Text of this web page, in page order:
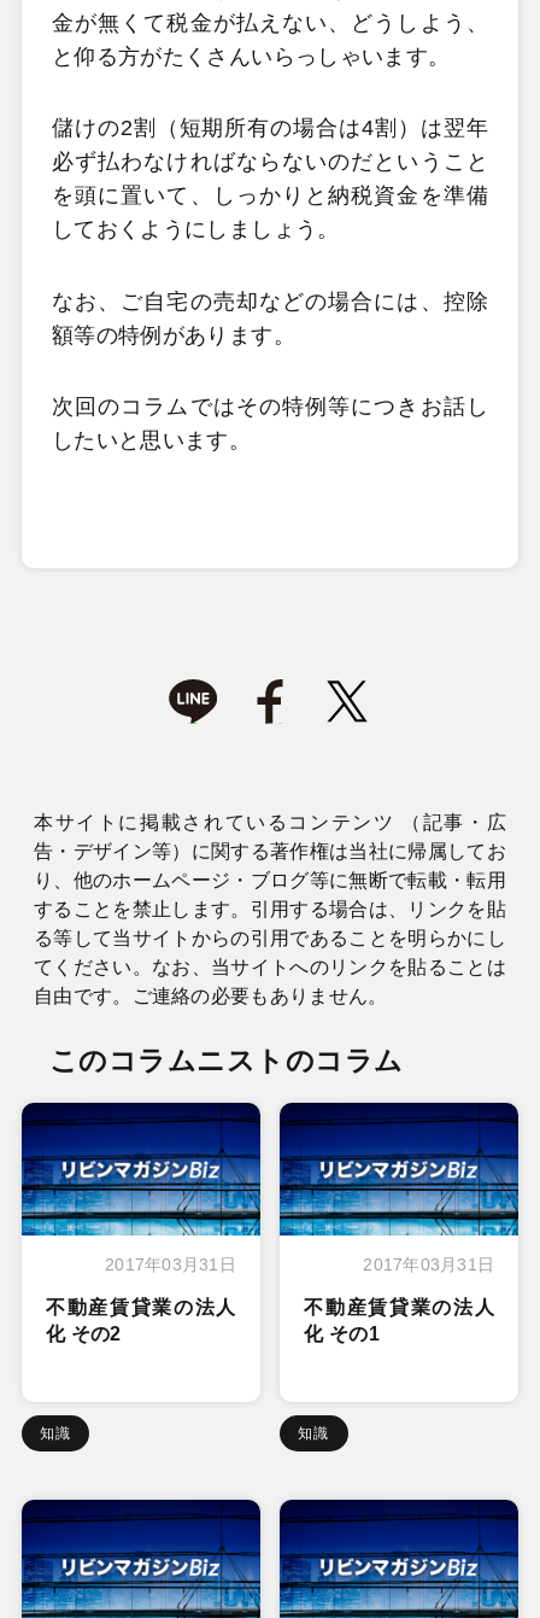
金が無くて税金が払えない、どうしよう、
と仰る方がたくさんいらっしゃいます。
儲けの2割（短期所有の場合は4割）は翌年
必ず払わなければならないのだということ
を頭に置いて、しっかりと納税資金を準備
しておくようにしましょう。
なお、ご自宅の売却などの場合には、控除
額等の特例があります。
次回のコラムではその特例等につきお話し
したいと思います。
本サイトに掲載されているコンテンツ （記事・広
告・デザイン等）に関する著作権は当社に帰属してお
り、他のホームページ・ブログ等に無断で転載・転用
することを禁止します。引用する場合は、リンクを貼
る等して当サイトからの引用であることを明らかにし
てください。なお、当サイトへのリンクを貼ることは
自由です。ご連絡の必要もありません。
このコラムニストのコラム
2017年03月31日
不動産賃貸業の法人
化 その2
知識
2017年03月31日
不動産賃貸業の法人
化 その1
知識